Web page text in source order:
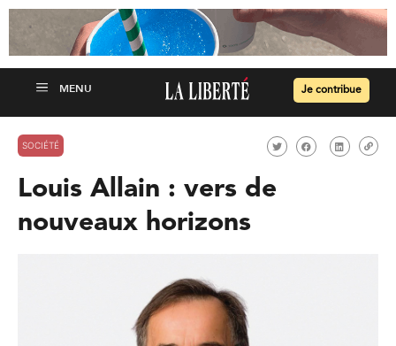
Je contribue
SOCIÉTÉ
Louis Allain : vers de
nouveaux horizons